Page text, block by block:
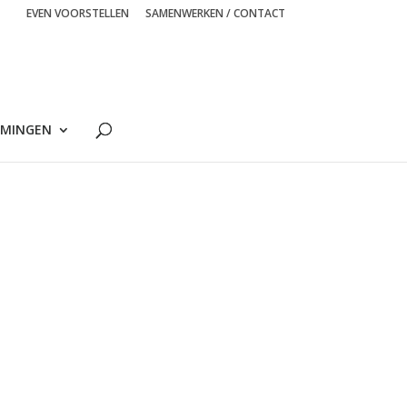
EVEN VOORSTELLEN SAMENWERKEN / CONTACT